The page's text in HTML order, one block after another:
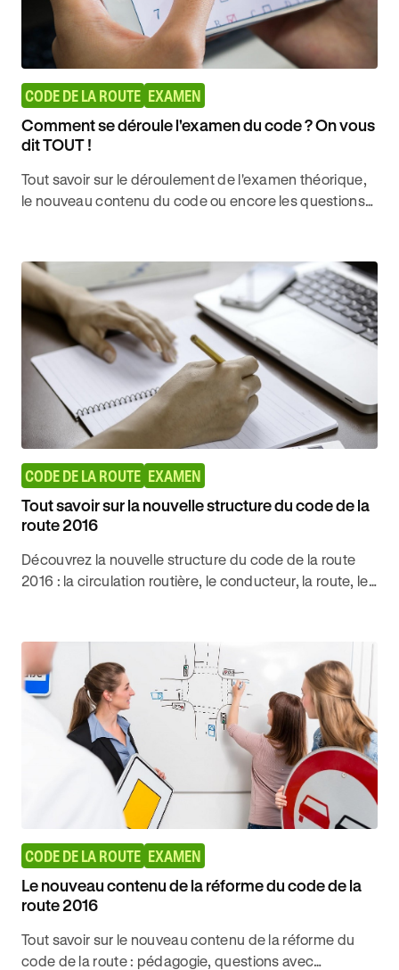
CODE DE LA ROUTE EXAMEN
Comment se déroule l'examen du code ? On vous
dit TOUT !
Tout savoir sur le déroulement de l'examen théorique,
le nouveau contenu du code ou encore les questions
CODE DE LA ROUTE EXAMEN
Tout savoir sur la nouvelle structure du code de la
route 2016
Découvrez la nouvelle structure du code de la route
2016 : la circulation routière, le conducteur, la route, les
CODE DE LA ROUTE EXAMEN
Le nouveau contenu de la réforme du code de la
route 2016
Tout savoir sur le nouveau contenu de la réforme du
code de la route : pédagogie, questions avec